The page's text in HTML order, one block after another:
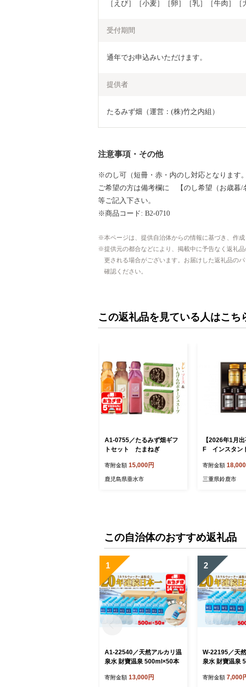
［えび］［小麦］［卵］［乳］［牛肉］［
受付期間
通年でお申込みいただけます。
提供者
たるみず畑（運営：(株)竹之内組）
注意事項・その他
※のし可（短冊・赤・内のし対応となります。
ご希望の方は備考欄に 【のし希望（お歳暮/
等ご記入下さい。
※商品コード: B2-0710
本ページは、提供自治体からの情報に基づき、作成
提供元の都合などにより、掲載中に予告なく返礼
更される場合がございます。お届けした返礼品の
確認ください。
この返礼品を見ている人はこち
A1-0755／たるみず畑ギフ
トセット たまねぎ
寄附金額 15,000円
鹿児島県垂水市
【2026年1月
F インスタ
寄附金額
三重県鈴鹿市
この自治体のおすすめ返礼品
1
A1-22540／天然アルカリ温
泉水 財寶温泉 500ml×50本
寄附金額 13,000円
2
W-22195／天
泉水 財寶温泉
寄附金額 7,000